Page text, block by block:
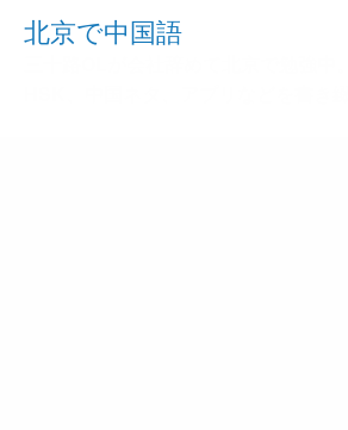
Skip北京で中国語